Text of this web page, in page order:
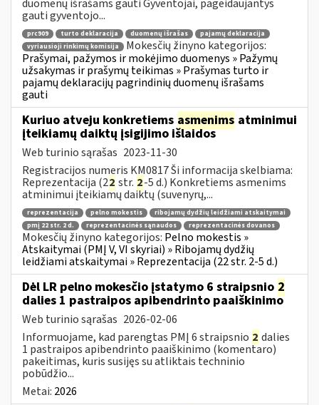
duomenų išrašams gauti Gyventojai, pageidaujantys
gauti gyventojo...
prc909 turto deklaracija duomenų išrašas
pajamų deklaracija
vyriausioji rinkimų komisija
Mokesčių žinyno kategorijos:
Prašymai, pažymos ir mokėjimo duomenys » Pažymų
užsakymas ir prašymų teikimas » Prašymas turto ir
pajamų deklaracijų pagrindinių duomenų išrašams
gauti
Kuriuo atveju konkretiems asmenims atminimui
įteikiamų daiktų įsigijimo išlaidos
Web turinio sąrašas 2023-11-30
Registracijos numeris KM0817 Ši informacija skelbiama:
Reprezentacija (22 str. 2-5 d.) Konkretiems asmenims
atminimui įteikiamų daiktų (suvenyrų,...
reprezentacija pelno mokestis
ribojamų dydžių leidžiami atskaitymai
pmį 22 str. 2 d.
reprezentacinės sąnaudos reprezentacinės dovanos
Mokesčių žinyno kategorijos: Pelno mokestis »
Atskaitymai (PMĮ V, VI skyriai) » Ribojamų dydžių
leidžiami atskaitymai » Reprezentacija (22 str. 2-5 d.)
Dėl LR pelno mokesčio įstatymo 6 straipsnio 2
dalies 1 pastraipos apibendrinto paaiškinimo
Web turinio sąrašas 2026-02-06
Informuojame, kad parengtas PMĮ 6 straipsnio 2 dalies
1 pastraipos apibendrinto paaiškinimo (komentaro)
pakeitimas, kuris susijęs su atliktais techninio
pobūdžio...
Metai: 2026